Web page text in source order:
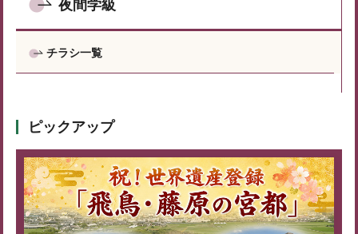
夜間学級
チラシ一覧
ピックアップ